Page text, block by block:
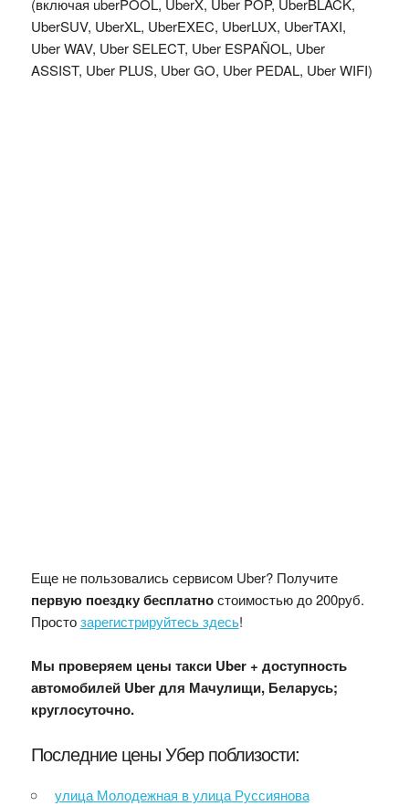
(включая uberPOOL, UberX, Uber POP, UberBLACK,
UberSUV, UberXL, UberEXEC, UberLUX, UberTAXI,
Uber WAV, Uber SELECT, Uber ESPAÑOL, Uber
ASSIST, Uber PLUS, Uber GO, Uber PEDAL, Uber WIFI)
Еще не пользовались сервисом Uber? Получите
первую поездку бесплатностоимостью до 200руб.
Простозарегистрируйтесь здесь!
Мы проверяем цены такси Uber + доступность
автомобилей Uber для Мачулищи, Беларусь;
круглосуточно.
Последние цены Убер поблизости:
улица Молодежная в улица Руссиянова